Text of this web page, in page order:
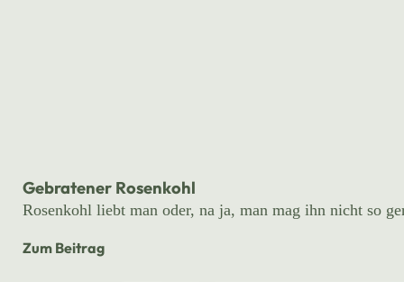
Gebratener Rosenkohl
Rosenkohl liebt man oder, na ja, man mag ihn nicht so
Zum Beitrag